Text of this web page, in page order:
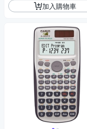
加入購物車